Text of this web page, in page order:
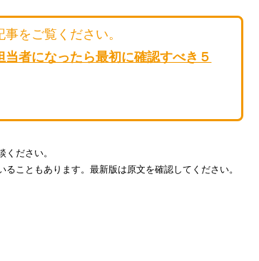
をご覧ください。
者になったら最初に確認すべき５
ださい。
こともあります。最新版は原文を確認してください。